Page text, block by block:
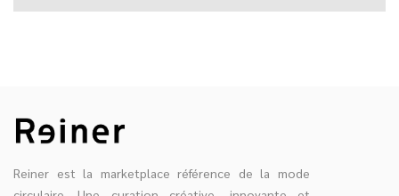
Reiner est la marketplace référence de la mode